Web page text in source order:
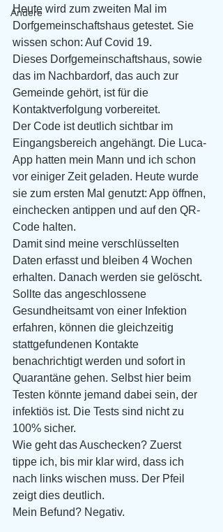
Andere
Heute wird zum zweiten Mal im
Dorfgemeinschaftshaus getestet. Sie
wissen schon: Auf Covid 19.
Dieses Dorfgemeinschaftshaus, sowie
das im Nachbardorf, das auch zur
Gemeinde gehört, ist für die
Kontaktverfolgung vorbereitet.
Der Code ist deutlich sichtbar im
Eingangsbereich angehängt. Die Luca-
App hatten mein Mann und ich schon
vor einiger Zeit geladen. Heute wurde
sie zum ersten Mal genutzt: App öffnen,
einchecken antippen und auf den QR-
Code halten.
Damit sind meine verschlüsselten
Daten erfasst und bleiben 4 Wochen
erhalten. Danach werden sie gelöscht.
Sollte das angeschlossene
Gesundheitsamt von einer Infektion
erfahren, können die gleichzeitig
stattgefundenen Kontakte
benachrichtigt werden und sofort in
Quarantäne gehen. Selbst hier beim
Testen könnte jemand dabei sein, der
infektiös ist. Die Tests sind nicht zu
100% sicher.
Wie geht das Auschecken? Zuerst
tippe ich, bis mir klar wird, dass ich
nach links wischen muss. Der Pfeil
zeigt dies deutlich.
Mein Befund? Negativ.